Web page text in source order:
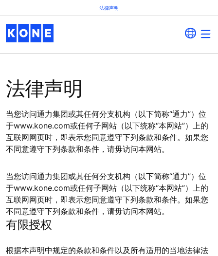
法律声明
法律声明
当您访问通力集团或其任何分支机构（以下简称“通力”）位
于www.kone.com或任何子网站（以下统称“本网站”）上的
互联网网页时，即表示您同意遵守下列条款和条件。如果您
不同意遵守下列条款和条件，请毋访问本网站。
当您访问通力集团或其任何分支机构（以下简称“通力”）位
于www.kone.com或任何子网站（以下统称“本网站”）上的
互联网网页时，即表示您同意遵守下列条款和条件。如果您
不同意遵守下列条款和条件，请毋访问本网站。
有限授权
根据本声明中规定的条款和条件以及所有适用的当地法律法